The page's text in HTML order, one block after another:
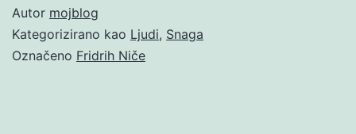
Autor mojblog
Kategorizirano kao Ljudi, Snaga
Označeno Fridrih Niče